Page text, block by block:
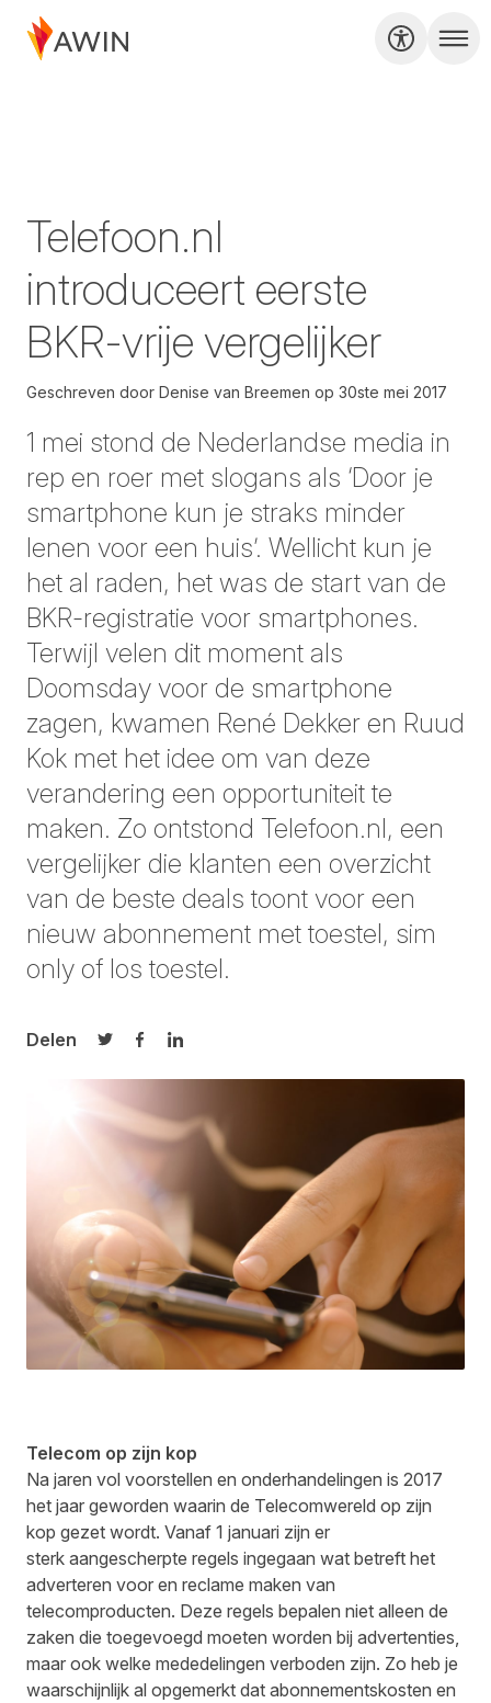
Telefoon.nl
introduceert eerste
BKR-vrije vergelijker
Geschreven door Denise van Breemen op 30ste mei 2017
1 mei stond de Nederlandse media in
rep en roer met slogans als ‘Door je
smartphone kun je straks minder
lenen voor een huis’. Wellicht kun je
het al raden, het was de start van de
BKR-registratie voor smartphones.
Terwijl velen dit moment als
Doomsday voor de smartphone
zagen, kwamen René Dekker en Ruud
Kok met het idee om van deze
verandering een opportuniteit te
maken. Zo ontstond Telefoon.nl, een
vergelijker die klanten een overzicht
van de beste deals toont voor een
nieuw abonnement met toestel, sim
only of los toestel.
Delen
Delen op Twitter
Delen op Facebook
Delen op LinkedIn
Telecom op zijn kop
Na jaren vol voorstellen en onderhandelingen is 2017
het jaar geworden waarin de Telecomwereld op zijn
kop gezet wordt. Vanaf 1 januari zijn er
sterk aangescherpte regels ingegaan wat betreft het
adverteren voor en reclame maken van
telecomproducten. Deze regels bepalen niet alleen de
zaken die toegevoegd moeten worden bij advertenties,
maar ook welke mededelingen verboden zijn. Zo heb je
waarschijnlijk al opgemerkt dat abonnementskosten en